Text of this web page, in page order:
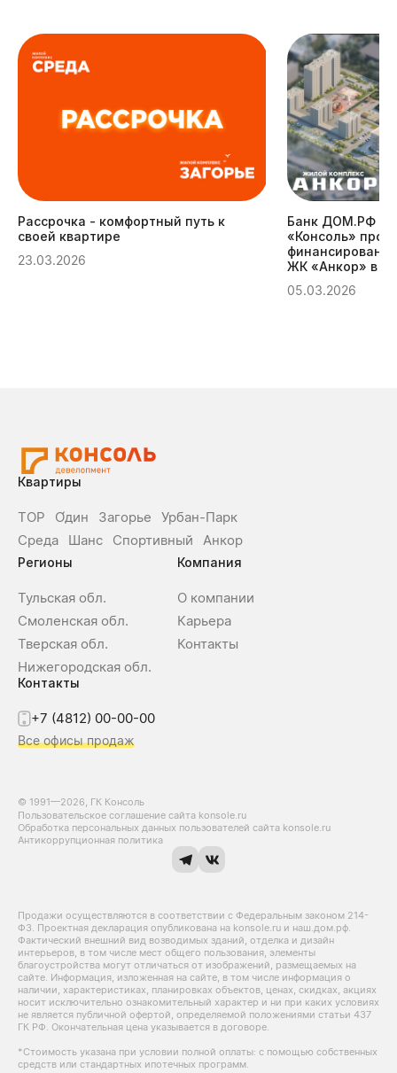
Рассрочка - комфортный путь к
своей квартире
23.03.2026
Банк ДОМ.РФ
«Консоль»
ЖК «Анкор» в
05.03.2026
Квартиры
ТОР О́дин Загорье
Урбан-Парк
Среда
Шанс Спортивный Анкор
Регионы
Тульская обл.
Смоленская обл.
Тверская обл.
Нижегородская обл.
Компания
О компании
Карьера
Контакты
Контакты
+7 (4812) 00-00-00
Все офисы продаж
© 1991—2026, ГК Консоль
Пользовательское соглашение сайта konsole.ru
Обработка персональных данных пользователей сайта konsole.ru
Антикоррупционная политика
Продажи осуществляются в соответствии с Федеральным законом 214-
Ф3. Проектная декларация опубликована на konsole.ru и наш.дом.рф.
Фактический внешний вид возводимых зданий, отделка и дизайн
интерьеров, в том числе мест общего пользования, элементы
благоустройства могут отличаться от изображений, размещаемых на
сайте. Информация, изложенная на сайте, в том числе информация о
наличии, характеристиках, планировках объектов, ценах, скидках, акциях
носит исключительно ознакомительный характер и ни при каких условиях
не является публичной офертой, определяемой положениями статьи 437
ГК РФ. Окончательная цена указывается в договоре.
*Стоимость указана при условии полной оплаты: с помощью собственных
средств или стандартных ипотечных программ.